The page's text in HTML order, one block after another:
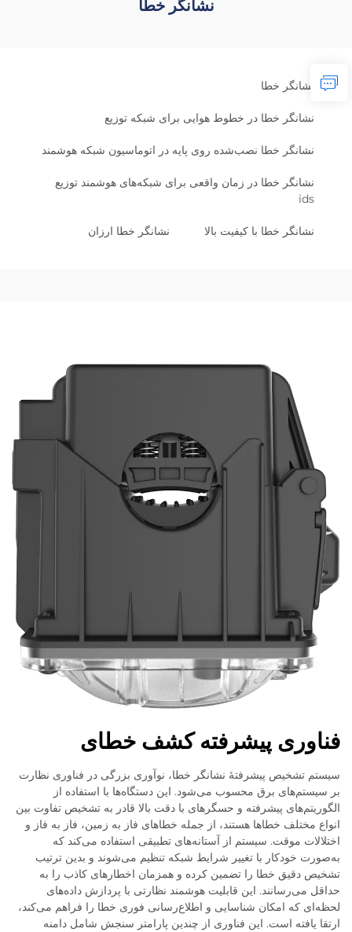
نشانگر خطا
نشانگر خطا
نشانگر خطا در خطوط هوایی برای شبکه توزیع
نشانگر خطا نصب‌شده روی پایه در اتوماسیون شبکه هوشمند
نشانگر خطا در زمان واقعی برای شبکه‌های هوشمند توزیع
ids
نشانگر خطا با کیفیت بالا نشانگر خطا ارزان
فناوری پیشرفته کشف خطای
سیستم تشخیص پیشرفتهٔ نشانگر خطا، نوآوری بزرگی در فناوری نظارت
بر سیستم‌های برق محسوب می‌شود. این دستگاه‌ها با استفاده از
الگوریتم‌های پیشرفته و حسگرهای با دقت بالا قادر به تشخیص تفاوت بین
انواع مختلف خطاها هستند، از جمله خطاهای فاز به زمین، فاز به فاز و
اختلالات موقت. سیستم از آستانه‌های تطبیقی استفاده می‌کند که
به‌صورت خودکار با تغییر شرایط شبکه تنظیم می‌شوند و بدین ترتیب
تشخیص دقیق خطا را تضمین کرده و همزمان اخطارهای کاذب را به
حداقل می‌رسانند. این قابلیت هوشمند نظارتی با پردازش داده‌های
لحظه‌ای که امکان شناسایی و اطلاع‌رسانی فوری خطا را فراهم می‌کند،
ارتقا یافته است. این فناوری از چندین پارامتر سنجش شامل دامنه